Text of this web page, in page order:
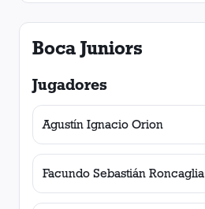
Boca Juniors
Jugadores
Agustín Ignacio Orion
Facundo Sebastián Roncaglia